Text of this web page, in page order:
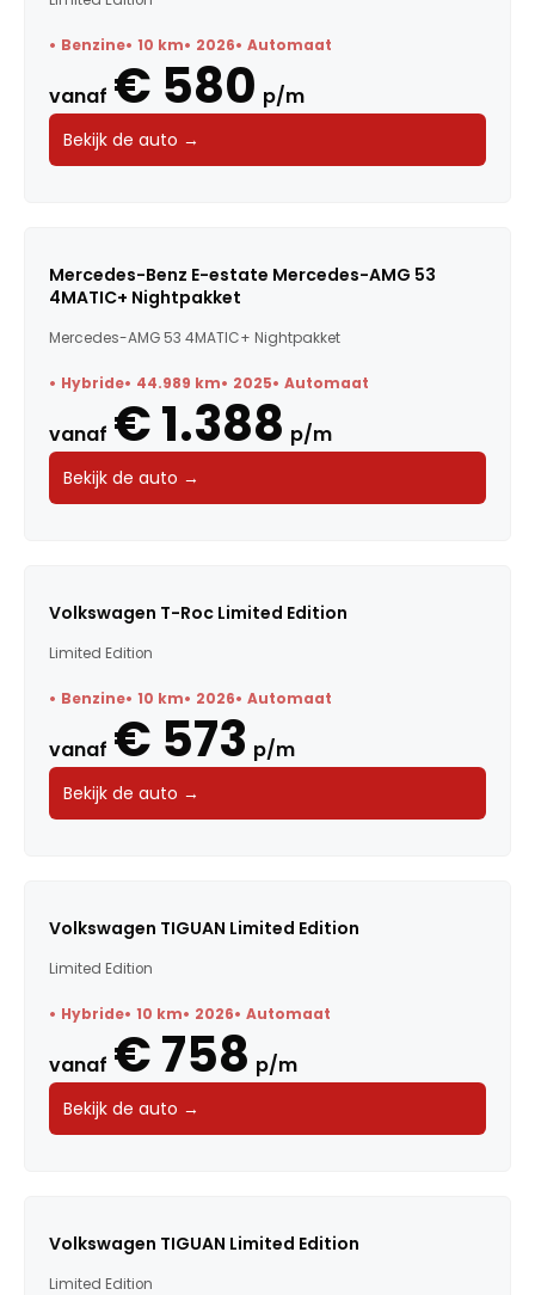
Benzine 10 km 2026 Automaat
vanaf € 580 p/m
Bekijk de auto →
Mercedes-Benz E-estate Mercedes-AMG 53
4MATIC+ Nightpakket
Mercedes-AMG 53 4MATIC+ Nightpakket
Hybride 44.989 km 2025 Automaat
vanaf € 1.388 p/m
Bekijk de auto →
Volkswagen T-Roc Limited Edition
Limited Edition
Benzine 10 km 2026 Automaat
vanaf € 573 p/m
Bekijk de auto →
Volkswagen TIGUAN Limited Edition
Limited Edition
Hybride 10 km 2026 Automaat
vanaf € 758 p/m
Bekijk de auto →
Volkswagen TIGUAN Limited Edition
Limited Edition